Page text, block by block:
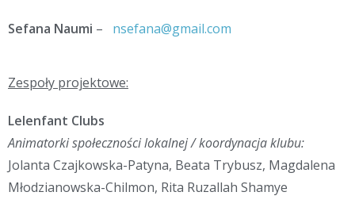
Sefana Naumi – nsefana@gmail.com
Zespoły projektowe:
Lelenfant Clubs
Animatorki społeczności lokalnej / koordynacja klubu:
Jolanta Czajkowska-Patyna, Beata Trybusz, Magdalena
Młodzianowska-Chilmon, Rita Ruzallah Shamye